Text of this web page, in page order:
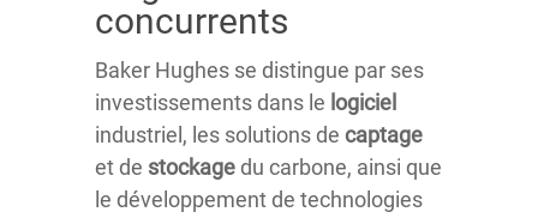
concurrents
Baker Hughes se distingue par ses
investissements dans le logiciel
industriel, les solutions de captage
et de stockage du carbone, ainsi que
le développement de technologies